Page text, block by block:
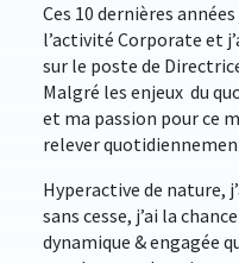
Ces 10 dernières
l’activité Corporate et
sur le poste de
Malgré les enjeux du
et ma passion pour ce
relever
Hyperactive de nature,
sans cesse, j’ai la
dynamique & engagée